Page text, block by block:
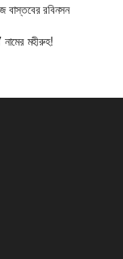
বাস্তবের রবিনসন
মহীরুহ!